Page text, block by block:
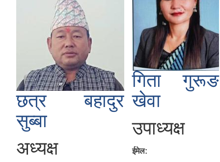
छत्र बहादुर
सुब्बा
अध्यक्ष
गिता गुरूङ
खेवा
उपाध्यक्ष
ईमेल: